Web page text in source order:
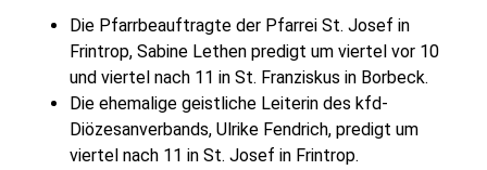
Die Pfarrbeauftragte der Pfarrei St. Josef in
Frintrop, Sabine Lethen predigt um viertel vor 10
und viertel nach 11 in St. Franziskus in Borbeck.
Die ehemalige geistliche Leiterin des kfd-
Diözesanverbands, Ulrike Fendrich, predigt um
viertel nach 11 in St. Josef in Frintrop.